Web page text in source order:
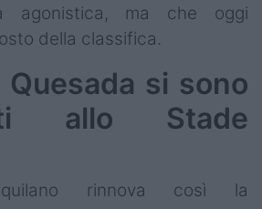
agonistica, ma che oggi
della classifica.
si sono
allo Stade
rinnova così la